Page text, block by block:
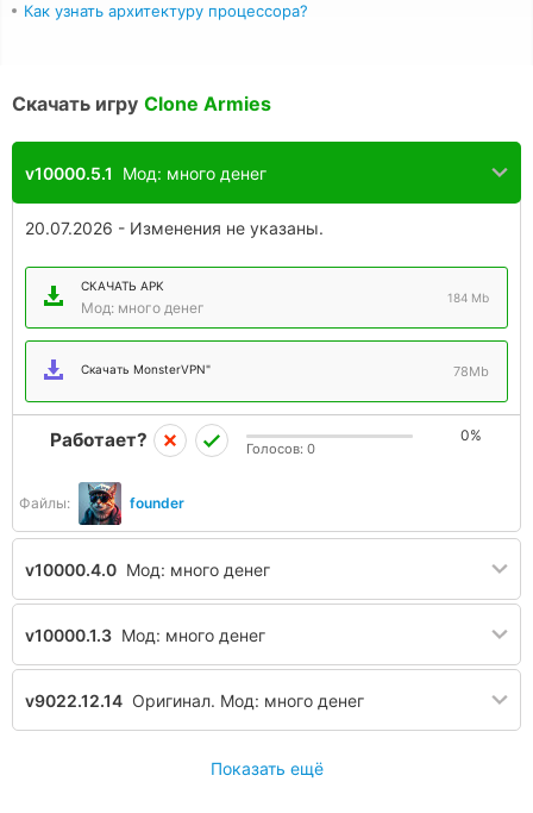
Как узнать архитектуру процессора?
Скачать игру Clone Armies
v10000.5.1 Мод: много денег
20.07.2026 - Изменения не указаны.
СКАЧАТЬ APK
Мод: много денег
184 Mb
Скачать MonsterVPN" 78Mb
Файлы: founder
Работает? 0%
Голосов: 0
v10000.4.0 Мод: много денег
v10000.1.3 Мод: много денег
v9022.12.14 Оригинал. Мод: много денег
Показать ещё